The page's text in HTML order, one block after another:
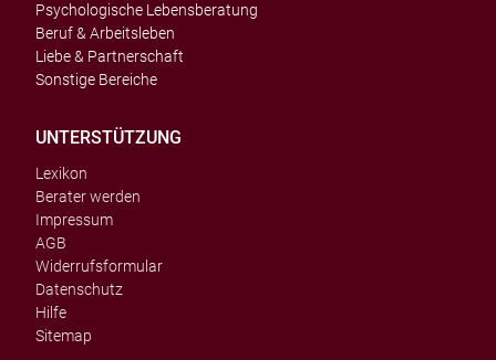
Psychologische Lebensberatung
Beruf & Arbeitsleben
Liebe & Partnerschaft
Sonstige Bereiche
UNTERSTÜTZUNG
Lexikon
Berater werden
Impressum
AGB
Widerrufsformular
Datenschutz
Hilfe
Sitemap